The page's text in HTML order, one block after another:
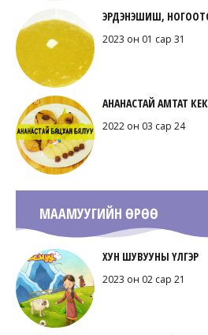
ЭРДЭНЭШИШ,
2023 он 01 сар 31
АНАНАСТАЙ АМТАТ
2022 он 03 сар 24
МААМУУГИЙН ӨРӨӨ
ХУН ШУВУУНЫ ҮЛГЭР
2023 он 02 сар 21